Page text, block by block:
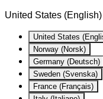
United States (English)
United States
Norway (Norsk)
Germany (Deutsch)
Sweden (Svenska)
France (Français)